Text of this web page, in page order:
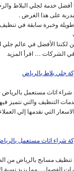
خدمة لجلي البلاط
على هذا الغرض .
وخبرة سابقة في
لكننا الأفضل في عالم
الشركات … اقرأ المزيد
جلي بلاط بالرياض
اثاث مستعمل بالرياض
التنظيف والتي نتميز
التي نقدمها إلي
شراء اثاث مستعمل
مسابح بالرياض من
الفصول .. مما يزيد نسبة